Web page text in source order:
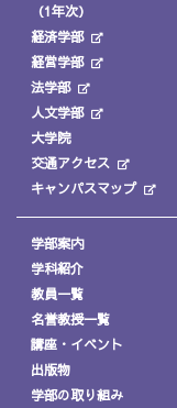
（1年次）
経済学部
経営学部
法学部
人文学部
大学院
交通アクセス
キャンパスマップ
学部案内
学科紹介
教員一覧
名誉教授一覧
講座・イベント
出版物
学部の取り組み